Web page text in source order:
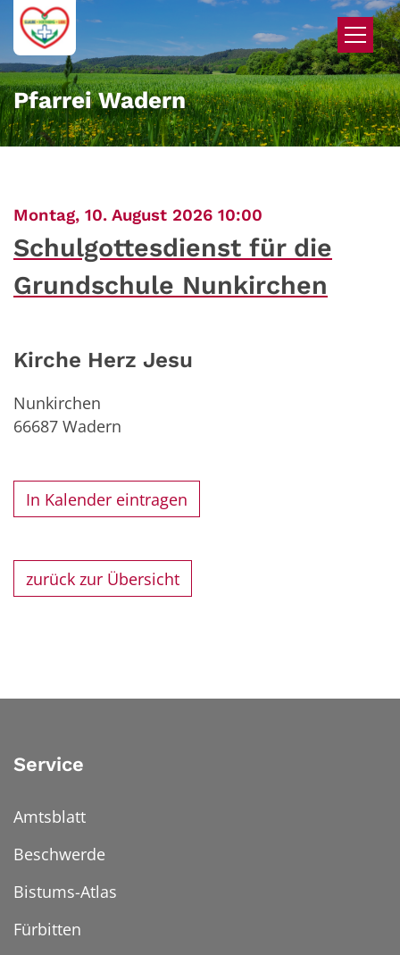
Zum Inhalt springen
Pfarrei Wadern
Montag, 10. August 2026 10:00
Schulgottesdienst für die
Grundschule Nunkirchen
Kirche Herz Jesu
Nunkirchen
66687 Wadern
In Kalender eintragen
zurück zur Übersicht
Service
Amtsblatt
Beschwerde
Bistums-Atlas
Fürbitten